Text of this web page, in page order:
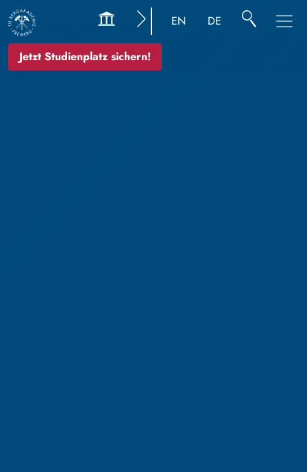
Jetzt Studienplatz sichern!
EN DE